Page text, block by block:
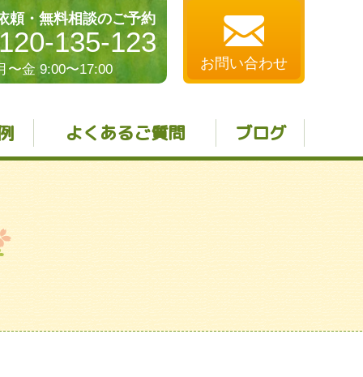
頼・無料相談のご予約
135-123
〜金 9:00〜17:00 お問い合わせ
よくあるご質問 ブログ